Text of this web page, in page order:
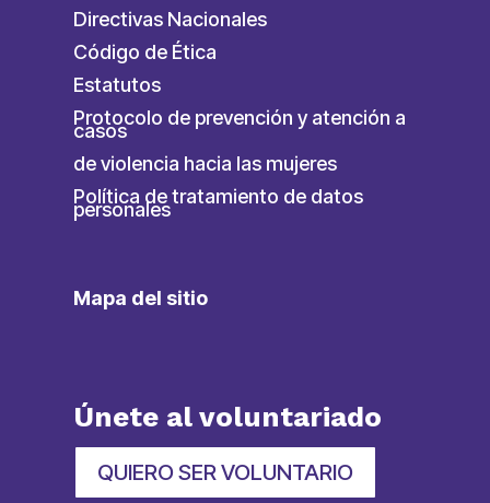
Directivas Nacionales
Código de Ética
Estatutos
Protocolo de prevención y atención a
casos
de violencia hacia las mujeres
Política de tratamiento de datos
personales
Mapa del sitio
Únete al voluntariado
QUIERO SER VOLUNTARIO